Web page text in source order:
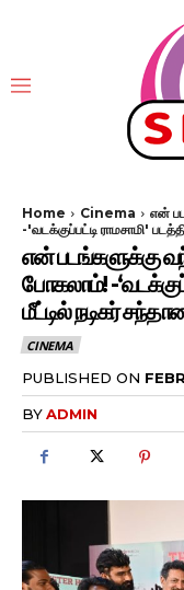
Home Cinema
என்
-'வடக்குப்பட்டி ராமசாமி'
என் படங்களுக்கு
போகலாம்! -
மீட்டில் நடிகர்
CINEMA
PUBLISHED ON
BYADMIN